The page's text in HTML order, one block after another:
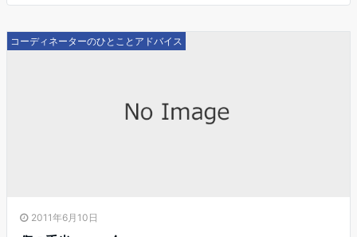
コーディネーターのひとことアドバイス
2011年6月10日